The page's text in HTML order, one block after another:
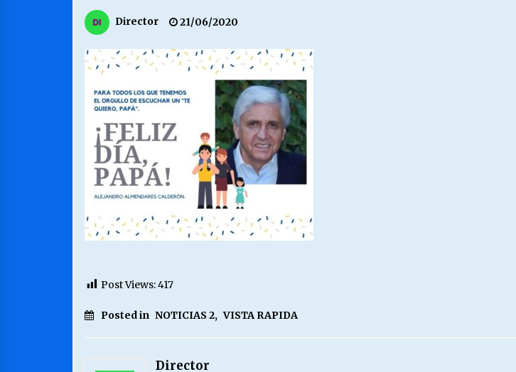
MUNICIPALIDAD, TRABAJADORES,
CLIMA LABORAL:
VOLVER A SER ALTERNATIVA
16/06/2026
S.O.S. a los ricos, Save Our Souls
(Salvar Nuestras Almas)
30/04/2026
Director 21/06/2020
Post Views:417
Posted in NOTICIAS 2, VISTA RAPIDA
Director